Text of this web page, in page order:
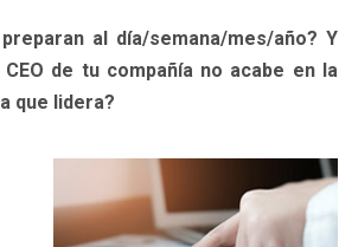
al día/semana/mes/año? Y
de tu compañía no acabe en la
que lidera?